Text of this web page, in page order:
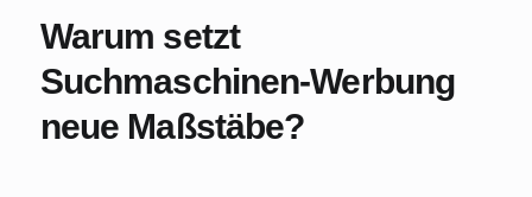
Warum setzt
Suchmaschinen-Werbung
neue Maßstäbe?